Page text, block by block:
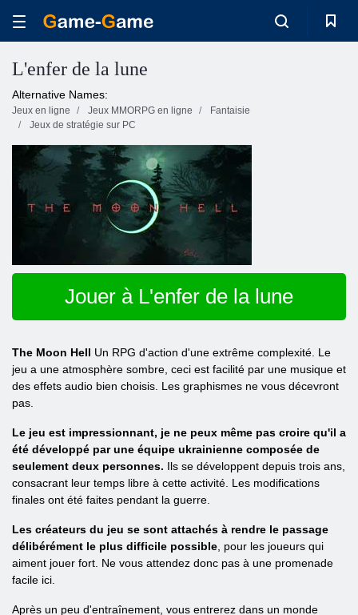
L'enfer de la lune
Alternative Names:
Jeux en ligne Jeux MMORPG en ligne
Fantaisie
Jeux de stratégie sur PC
Jouer à L'enfer de la lune
The Moon Hell Un RPG d'action d'une extrême complexité. Le
jeu a une atmosphère sombre, ceci est facilité par une musique et
des effets audio bien choisis. Les graphismes ne vous décevront
pas.
Le jeu est impressionnant, je ne peux même pas croire qu'il a
été développé par une équipe ukrainienne composée de
seulement deux personnes. Ils se développent depuis trois ans,
consacrant leur temps libre à cette activité. Les modifications
finales ont été faites pendant la guerre.
Les créateurs du jeu se sont attachés à rendre le passage
délibérément le plus difficile possible , pour les joueurs qui
aiment jouer fort. Ne vous attendez donc pas à une promenade
facile ici.
Après un peu d'entraînement, vous entrerez dans un monde